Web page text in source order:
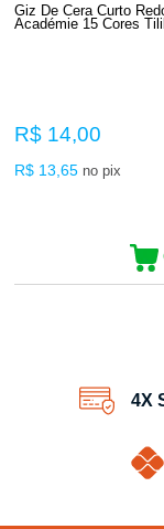
Giz De Cera Curto
Académie 15 Cores
R$ 14,00
R$ 13,65 no pix
4X